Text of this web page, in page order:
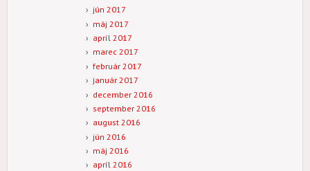
jún 2017
máj 2017
apríl 2017
marec 2017
február 2017
január 2017
december 2016
september 2016
august 2016
jún 2016
máj 2016
apríl 2016